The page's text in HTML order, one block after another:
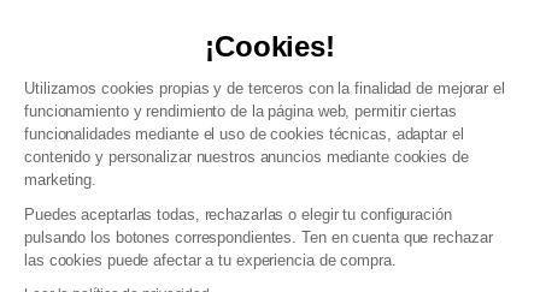
¡Cookies!
Utilizamos cookies propias y de terceros con la finalidad de mejorar el
funcionamiento y rendimiento de la página web, permitir ciertas
funcionalidades mediante el uso de cookies técnicas, adaptar el
contenido y personalizar nuestros anuncios mediante cookies de
marketing.
Puedes aceptarlas todas, rechazarlas o elegir tu configuración
pulsando los botones correspondientes. Ten en cuenta que rechazar
las cookies puede afectar a tu experiencia de compra.
Política de gestión de datos personales y cookies
Condiciones generales de Venta Profesional
Declaración de accesibilidad